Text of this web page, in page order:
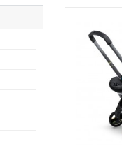
СТАЯ